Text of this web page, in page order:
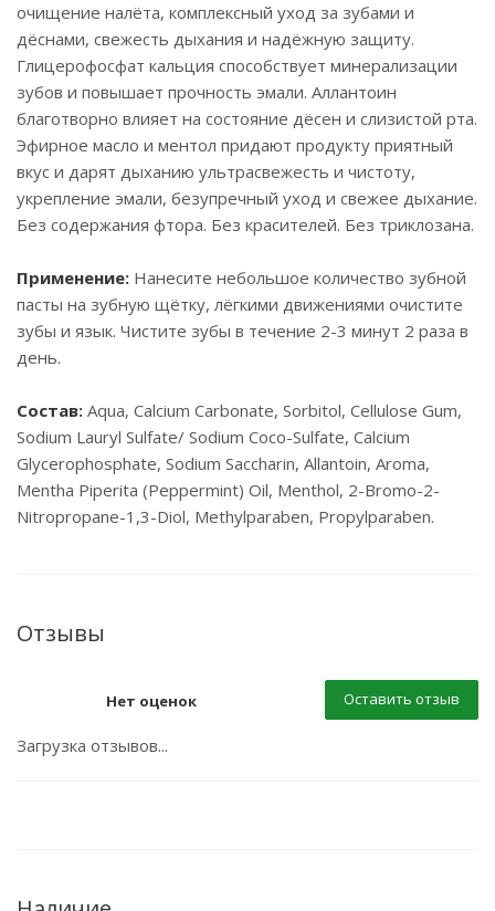
очищение налёта, комплексный уход за зубами и
дёснами, свежесть дыхания и надёжную защиту.
Глицерофосфат кальция способствует минерализации
зубов и повышает прочность эмали. Аллантоин
благотворно влияет на состояние дёсен и слизистой рта.
Эфирное масло и ментол придают продукту приятный
вкус и дарят дыханию ультрасвежесть и чистоту,
укрепление эмали, безупречный уход и свежее дыхание.
Без содержания фтора. Без красителей. Без триклозана.
Применение: Нанесите небольшое количество зубной
пасты на зубную щётку, лёгкими движениями очистите
зубы и язык. Чистите зубы в течение 2-3 минут 2 раза в
день.
Состав: Aqua, Сalcium Сarbonate, Sorbitol, Cellulose Gum,
Sodium Lauryl Sulfate/ Sodium Coco-Sulfate, Calcium
Glycerophosphate, Sodium Saccharin, Allantoin, Aroma,
Mentha Piperita (Peppermint) Oil, Menthol, 2-Bromo-2-
Nitropropane-1,3-Diol, Methylparaben, Propylparaben.
Отзывы
Нет оценок Оставить отзыв
Загрузка отзывов...